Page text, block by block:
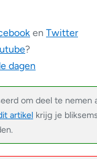
en Twitter
?
dagen
om deel te nemen
artikel krijg je